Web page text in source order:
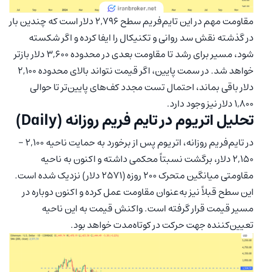
مقاومت مهم در این تایم‌فریم سطح ۲,۷۹۶ دلار است که چندین بار
در گذشته نقش سد روانی و تکنیکال را ایفا کرده و اگر شکسته
شود، مسیر برای رشد تا مقاومت بعدی در محدوده ۳,۶۰۰ دلار بازتر
خواهد شد. در سمت پایین، اگر قیمت نتواند بالای محدوده ۲,۱۰۰
دلار باقی بماند، احتمال تست مجدد کف‌های پایین‌تر تا حوالی
۱,۸۰۰ دلار نیز وجود دارد.
تحلیل اتریوم در تایم فریم روزانه (Daily)
در تایم‌فریم روزانه، اتریوم پس از برخورد به حمایت ناحیه ۲,۱۰۰ –
۲,۱۵۰ دلار، برگشت نسبتاً محکمی داشته و اکنون به ناحیه
مقاومتی میانگین متحرک ۲۰۰ روزه (۲۵۷۱ دلار) نزدیک شده است.
این سطح قبلاً نیز به‌عنوان مقاومت عمل کرده و اکنون دوباره در
مسیر قیمت قرار گرفته است. واکنش قیمت به این ناحیه
تعیین‌کننده جهت حرکت در کوتاه‌مدت خواهد بود.